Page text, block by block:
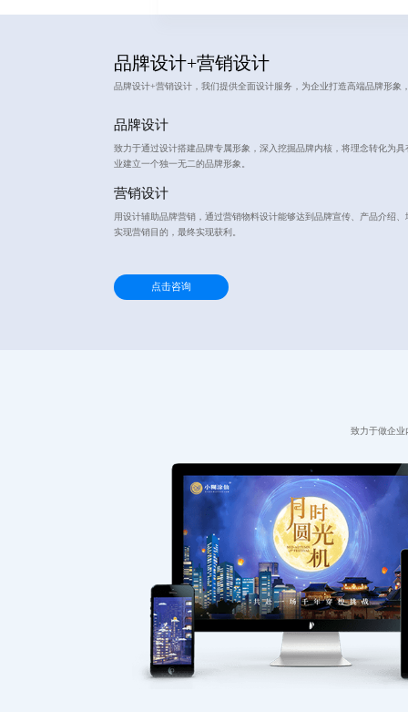
品牌设计+营销设计
品牌设计+营销设计，我们提供全面设计服务，为企业打造高端品牌形象
品牌设计
致力于通过设计搭建品牌专属形象，深入挖掘品牌内核，将理念转化为
业建立一个独一无二的品牌形象。
营销设计
用设计辅助品牌营销，通过营销物料设计能够达到品牌宣传、产品介绍
实现营销目的，最终实现获利。
点击咨询
致力于做企业